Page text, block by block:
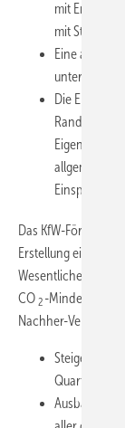
mit Erdgas-
mit
Eine
untersuchten
Die
Einsparung
Das KfW-
Erstellung eines
Wesentlichen die
CO 2 -Minderung
Nachher-Vergleich
Steigerung
Quartier
Ausbau zu